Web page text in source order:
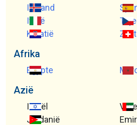
IJsland
Italië
Kroatië
Afrika
Egypte
Azië
Israël
Jordanië